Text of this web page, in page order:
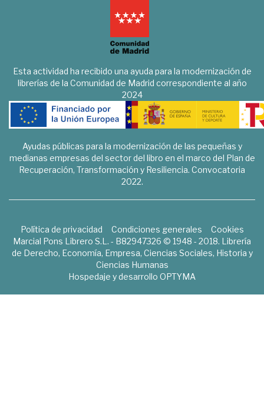
Esta actividad ha recibido una ayuda para la modernización de
librerías de la Comunidad de Madrid correspondiente al año
2024
Ayudas públicas para la modernización de las pequeñas y
medianas empresas del sector del libro en el marco del Plan de
Recuperación, Transformación y Resiliencia. Convocatoria
2022.
Política de privacidad Condiciones generales
Cookies
Marcial Pons Librero S.L. - B82947326 © 1948 - 2018. Librería
de Derecho, Economía, Empresa, Ciencias Sociales, Historia y
Ciencias Humanas
Hospedaje y desarrollo OPTYMA